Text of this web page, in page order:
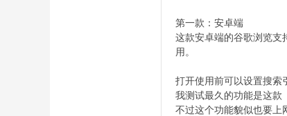
第一款：安卓端
这款安卓端的谷歌浏览支
用。
打开使用前可以设置搜索
我测试最久的功能是这款
不过这个功能貌似也要上